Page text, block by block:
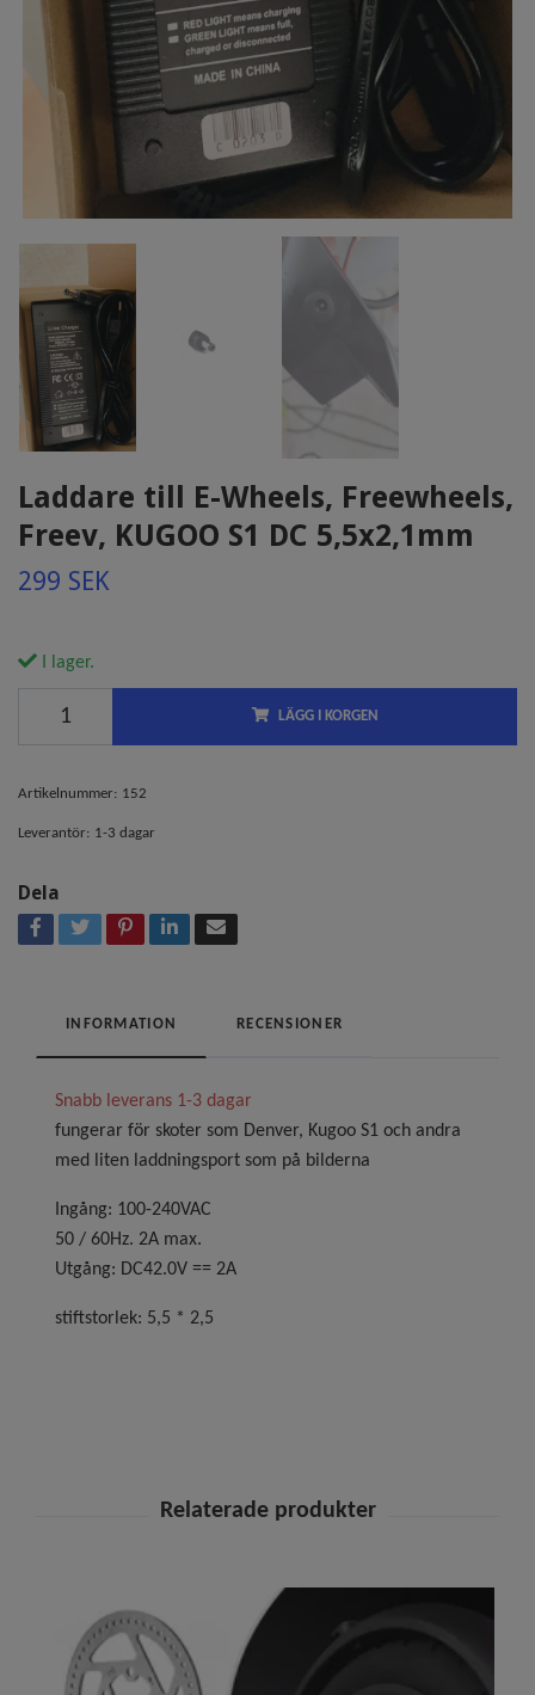
Laddare till E-Wheels, Freewheels,
Freev, KUGOO S1 DC 5,5x2,1mm
299 SEK
I lager.
LÄGG I KORGEN
Artikelnummer: 152
Leverantör: 1-3 dagar
Dela
INFORMATION RECENSIONER
Snabb leverans 1-3 dagar
fungerar för skoter som Denver, Kugoo S1 och andra
med liten laddningsport som på bilderna
Ingång: 100-240VAC
50 / 60Hz. 2A max.
Utgång: DC42.0V == 2A
stiftstorlek: 5,5 * 2,5